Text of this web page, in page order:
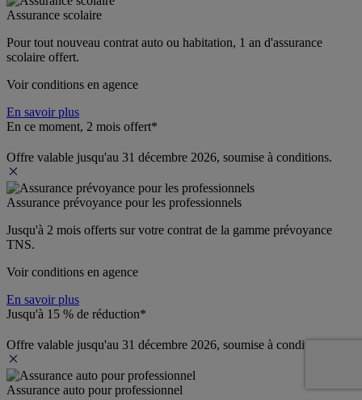
Assurance scolaire
Pour tout nouveau contrat auto ou habitation, 1 an d'assurance
scolaire offert.
Voir conditions en agence
En savoir plus
En ce moment, 2 mois offert*
Offre valable jusqu'au 31 décembre 2026, soumise à conditions.
Assurance prévoyance pour les professionnels
Jusqu'à 2 mois offerts sur votre contrat de la gamme prévoyance
TNS.
Voir conditions en agence
En savoir plus
Jusqu'à 15 % de réduction*
Offre valable jusqu'au 31 décembre 2026, soumise à conditions.
Assurance auto pour professionnel